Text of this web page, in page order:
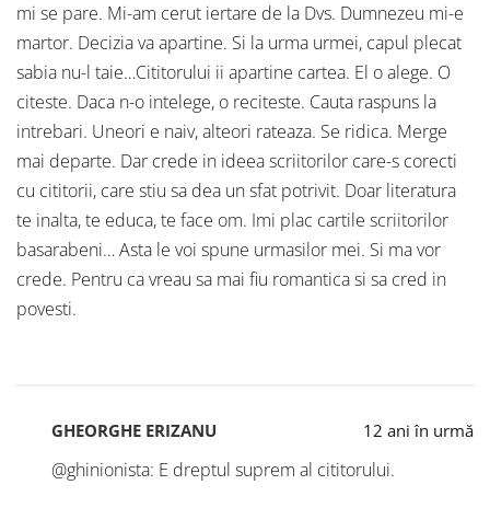
mi se pare. Mi-am cerut iertare de la Dvs. Dumnezeu mi-e
martor. Decizia va apartine. Si la urma urmei, capul plecat
sabia nu-l taie…Cititorului ii apartine cartea. El o alege. O
citeste. Daca n-o intelege, o reciteste. Cauta raspuns la
intrebari. Uneori e naiv, alteori rateaza. Se ridica. Merge
mai departe. Dar crede in ideea scriitorilor care-s corecti
cu cititorii, care stiu sa dea un sfat potrivit. Doar literatura
te inalta, te educa, te face om. Imi plac cartile scriitorilor
basarabeni… Asta le voi spune urmasilor mei. Si ma vor
crede. Pentru ca vreau sa mai fiu romantica si sa cred in
povesti.
GHEORGHE ERIZANU 12 ani în urmă
@ghinionista: E dreptul suprem al cititorului.